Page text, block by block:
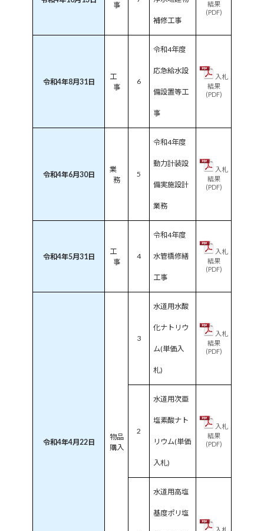
事
補修工事
結果
(PDF)
令和4年8月31日
工
事
6
令和4年度
応急給水設
備設置等工
事
入札
結果
(PDF)
令和4年6月30日
業
務
5
令和4年度
動力計装設
備実施設計
業務
入札
結果
(PDF)
令和4年5月31日
工
事
4
令和4年度
水管橋修繕
工事
入札
結果
(PDF)
令和4年4月22日
物品
購入
3
水道用水酸
化ナトリウ
ム(単価入
札)
入札
結果
(PDF)
2
水道用次亜
塩素酸ナト
リウム(単価
入札)
入札
結果
(PDF)
水道用高塩
基度ポリ塩
入札